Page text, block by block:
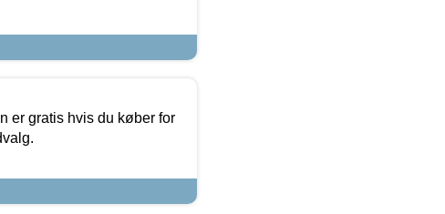
er gratis hvis du køber for